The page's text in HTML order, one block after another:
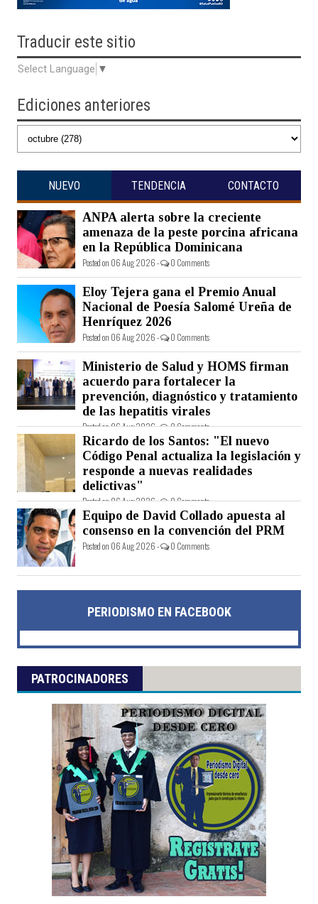
Traducir este sitio
Select Language ▼
Ediciones anteriores
NUEVO TENDENCIA CONTACTO
ANPA alerta sobre la creciente
amenaza de la peste porcina africana
en la República Dominicana
Posted on 06 Aug 2026 - 0 Comments
Eloy Tejera gana el Premio Anual
Nacional de Poesía Salomé Ureña de
Henríquez 2026
Posted on 06 Aug 2026 - 0 Comments
Ministerio de Salud y HOMS firman
acuerdo para fortalecer la
prevención, diagnóstico y tratamiento
de las hepatitis virales
Posted on 06 Aug 2026 - 0 Comments
Ricardo de los Santos: "El nuevo
Código Penal actualiza la legislación y
responde a nuevas realidades
delictivas"
Posted on 06 Aug 2026 - 0 Comments
Equipo de David Collado apuesta al
consenso en la convención del PRM
Posted on 06 Aug 2026 - 0 Comments
PERIODISMO EN FACEBOOK
PATROCINADORES